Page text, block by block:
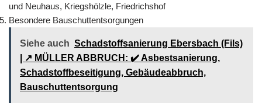
und Neuhaus, Kriegshölzle, Friedrichshof
Besondere Bauschuttentsorgungen
Siehe auch Schadstoffsanierung Ebersbach (Fils)
| ↗️ MÜLLER ABBRUCH: ✔️ Asbestsanierung,
Schadstoffbeseitigung, Gebäudeabbruch,
Bauschuttentsorgung